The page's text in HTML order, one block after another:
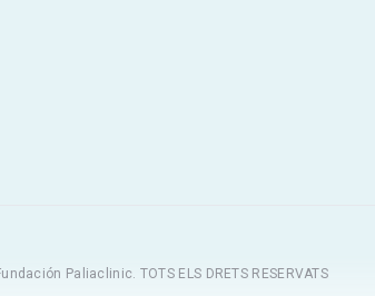
Paliaclinic. TOTS ELS DRETS RESERVATS